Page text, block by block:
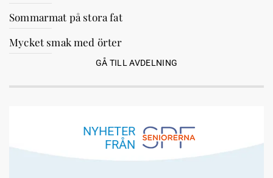
Sommarmat på stora fat
Mycket smak med örter
GÅ TILL AVDELNING
NYHETER
FRÅN